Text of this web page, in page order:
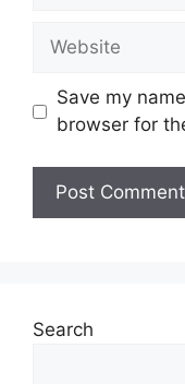
Website
Save my
browser for
Search